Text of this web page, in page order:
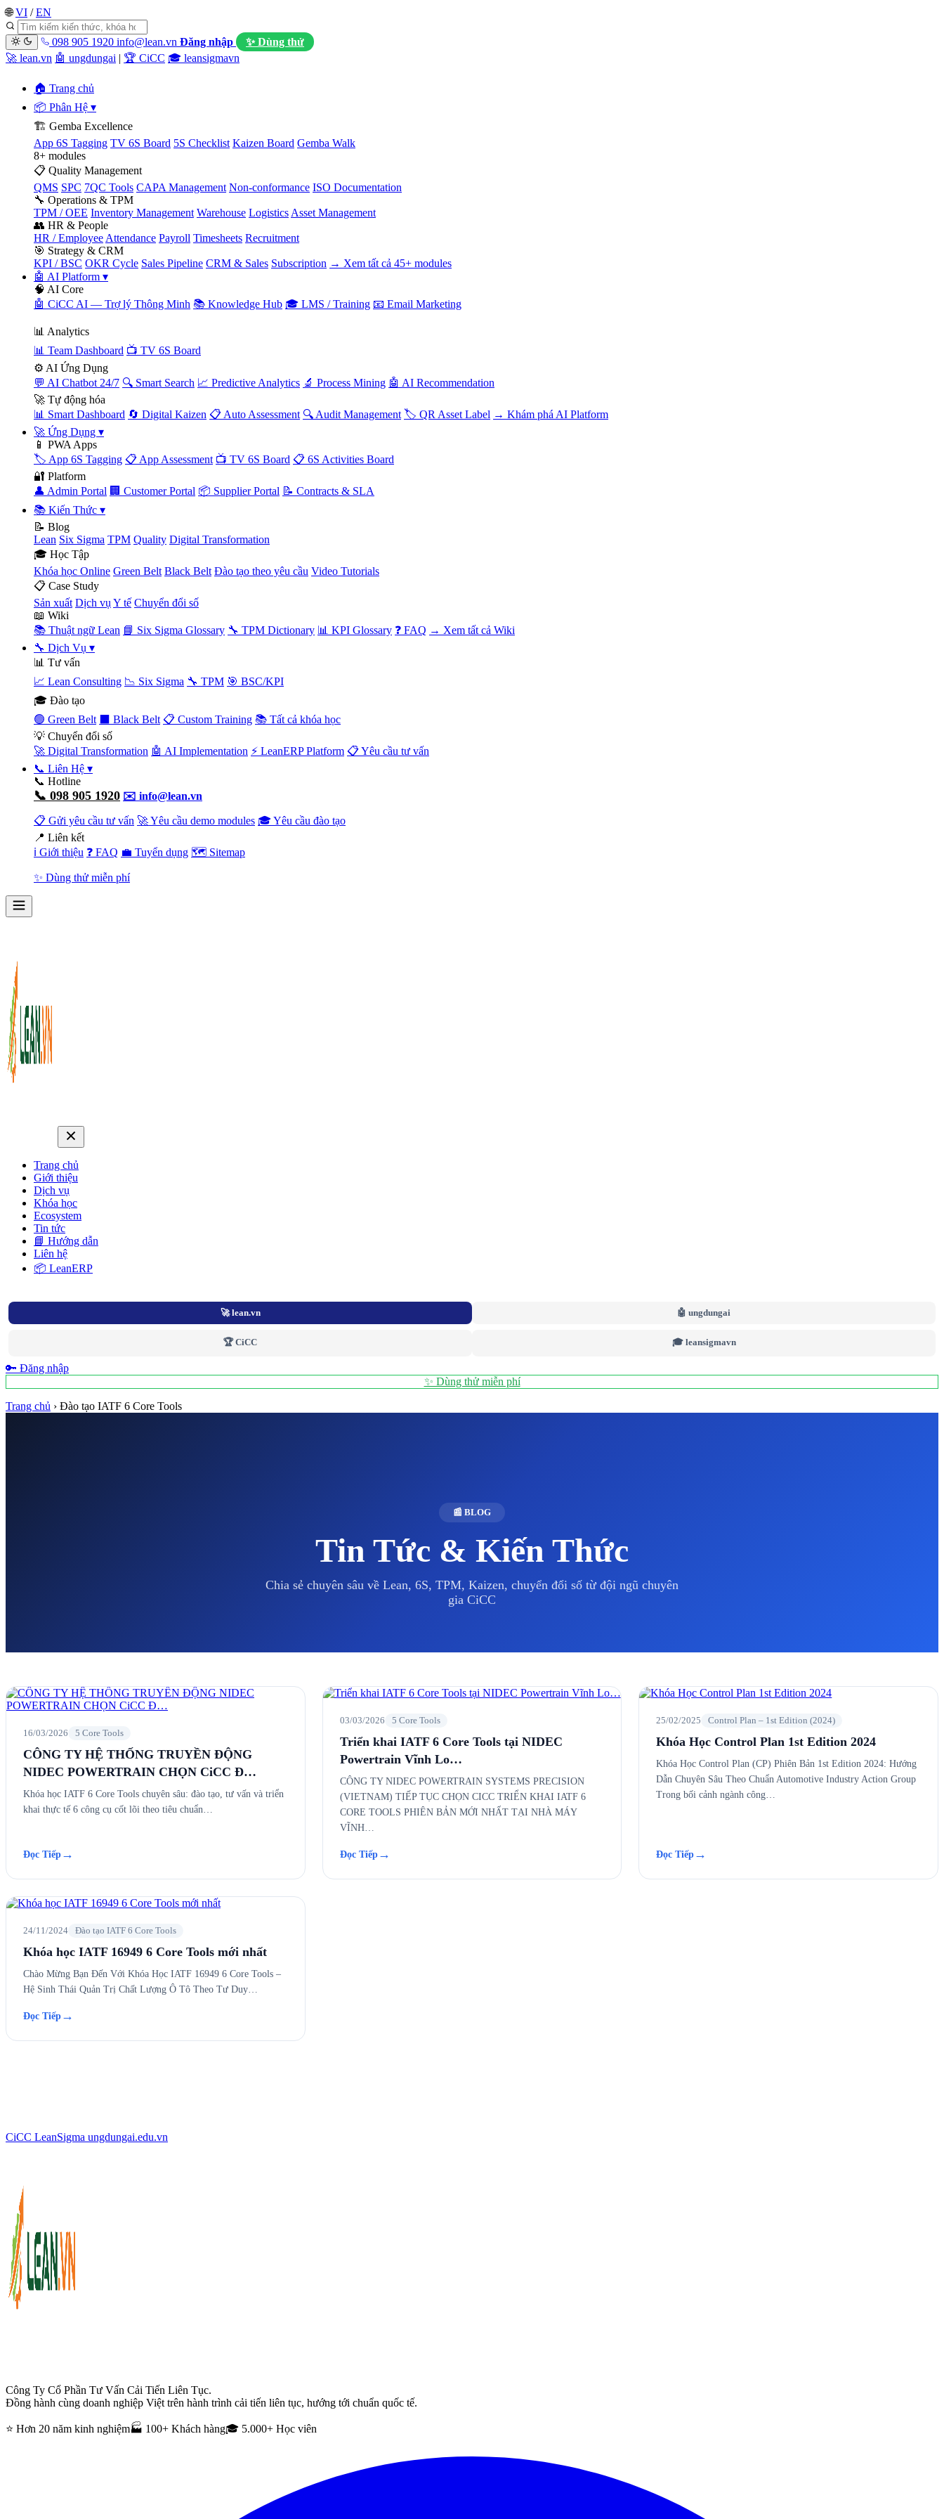
🌐 VI / EN
098 905 1920 info@lean.vn Đăng nhập
✨ Dùng thử
🚀 lean.vn 🤖 ungdungai | 🏆 CiCC 🎓 leansigmavn
🏠 Trang chủ
📦 Phân Hệ ▾
🏗️ Gemba Excellence
App 6S Tagging TV 6S Board 5S Checklist Kaizen Board Gemba Walk
8+ modules
📋 Quality Management
QMS SPC 7QC Tools CAPA Management Non-conformance ISO Documentation
🔧 Operations & TPM
TPM / OEE Inventory Management Warehouse Logistics Asset Management
👥 HR & People
HR / Employee Attendance Payroll Timesheets Recruitment
🎯 Strategy & CRM
KPI / BSC OKR Cycle Sales Pipeline CRM & Sales Subscription → Xem tất cả 45+ modules
🤖 AI Platform ▾
🧠 AI Core
🤖 CiCC AI — Trợ lý Thông Minh 📚 Knowledge Hub 🎓 LMS / Training 📧 Email Marketing
📊 Analytics
📊 Team Dashboard 📺 TV 6S Board
⚙️ AI Ứng Dụng
💬 AI Chatbot 24/7 🔍 Smart Search 📈 Predictive Analytics 🔬 Process Mining 🤖 AI Recommendation
🚀 Tự động hóa
📊 Smart Dashboard 🔄 Digital Kaizen 📋 Auto Assessment 🔍 Audit Management 🏷️ QR Asset Label → Khám phá AI Platform
🚀 Ứng Dụng ▾
📱 PWA Apps
🏷️ App 6S Tagging 📋 App Assessment 📺 TV 6S Board 📋 6S Activities Board
🔐 Platform
👤 Admin Portal 🏢 Customer Portal 📦 Supplier Portal 📝 Contracts & SLA
📚 Kiến Thức ▾
📝 Blog
Lean Six Sigma TPM Quality Digital Transformation
🎓 Học Tập
Khóa học Online Green Belt Black Belt Đào tạo theo yêu cầu Video Tutorials
📋 Case Study
Sản xuất Dịch vụ Y tế Chuyển đổi số
📖 Wiki
📚 Thuật ngữ Lean 📘 Six Sigma Glossary 🔧 TPM Dictionary 📊 KPI Glossary ❓ FAQ → Xem tất cả Wiki
🔧 Dịch Vụ ▾
📊 Tư vấn
📈 Lean Consulting 📉 Six Sigma 🔧 TPM 🎯 BSC/KPI
🎓 Đào tạo
🟢 Green Belt
⬛ Black Belt 📋 Custom Training 📚 Tất cả khóa học
💡 Chuyển đổi số
🚀 Digital Transformation 🤖 AI Implementation ⚡ LeanERP Platform 📋 Yêu cầu tư vấn
📞 Liên Hệ ▾
📞 Hotline
📞 098 905 1920 ✉️ info@lean.vn
📋 Gửi yêu cầu tư vấn 🚀 Yêu cầu demo modules 🎓 Yêu cầu đào tạo
📍 Liên kết
ℹ️ Giới thiệu ❓ FAQ 💼 Tuyển dụng 🗺️ Sitemap
✨ Dùng thử miễn phí
Trang chủ
Giới thiệu
Dịch vụ
Khóa học
Ecosystem
Tin tức
📘 Hướng dẫn
Liên hệ
📦 LeanERP
🚀 lean.vn 🤖 ungdungai
🏆 CiCC 🎓 leansigmavn
🔑 Đăng nhập
✨ Dùng thử miễn phí
Trang chủ › Đào tạo IATF 6 Core Tools
📰 BLOG
Tin Tức & Kiến Thức
Chia sẻ chuyên sâu về Lean, 6S, TPM, Kaizen, chuyển đổi số từ đội ngũ chuyên
gia CiCC
16/03/2026 5 Core Tools
CÔNG TY HỆ THỐNG TRUYỀN ĐỘNG
NIDEC POWERTRAIN CHỌN CiCC Đ…
Khóa học IATF 6 Core Tools chuyên sâu: đào tạo, tư vấn và triển
khai thực tế 6 công cụ cốt lõi theo tiêu chuẩn…
Đọc Tiếp →
03/03/2026 5 Core Tools
Triển khai IATF 6 Core Tools tại NIDEC
Powertrain Vĩnh Lo…
CÔNG TY NIDEC POWERTRAIN SYSTEMS PRECISION
(VIETNAM) TIẾP TỤC CHỌN CICC TRIỂN KHAI IATF 6
CORE TOOLS PHIÊN BẢN MỚI NHẤT TẠI NHÀ MÁY
VĨNH…
Đọc Tiếp→
25/02/2025 Control Plan – 1st Edition (2024)
Khóa Học Control Plan 1st Edition 2024
Khóa Học Control Plan (CP) Phiên Bản 1st Edition 2024: Hướng
Dẫn Chuyên Sâu Theo Chuẩn Automotive Industry Action Group
Trong bối cảnh ngành công…
Đọc Tiếp →
24/11/2024 Đào tạo IATF 6 Core Tools
Khóa học IATF 16949 6 Core Tools mới nhất
Chào Mừng Bạn Đến Với Khóa Học IATF 16949 6 Core Tools –
Hệ Sinh Thái Quản Trị Chất Lượng Ô Tô Theo Tư Duy…
Đọc Tiếp →
CiCC LeanSigma ungdungai.edu.vn
Công Ty Cổ Phần Tư Vấn Cải Tiến Liên Tục.
Đồng hành cùng doanh nghiệp Việt trên hành trình cải tiến liên tục, hướng tới chuẩn quốc tế.
⭐ Hơn 20 năm kinh nghiệm🏭 100+ Khách hàng🎓 5.000+ Học viên